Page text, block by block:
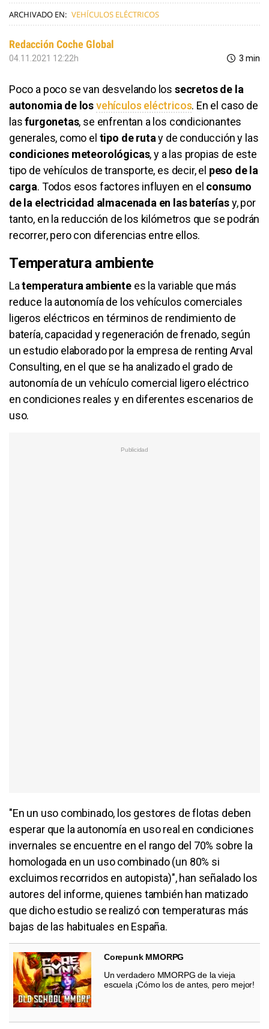
ARCHIVADO EN: VEHÍCULOS ELÉCTRICOS
Redacción Coche Global
04.11.2021 12:22h 3 min
Poco a poco se van desvelando los secretos de la
autonomia de losvehículos eléctricos. En el caso de
lasfurgonetas, se enfrentan a los condicionantes
generales, como el tipo de rutay de conducción y las
condiciones meteorológicas, y a las propias de este
tipo de vehículos de transporte, es decir, el peso de la
carga. Todos esos factores influyen en el consumo
de la electricidad almacenada en las bateríasy, por
tanto, en la reducción de los kilómetros que se podrán
recorrer, pero con diferencias entre ellos.
Temperatura ambiente
Latemperatura ambientees la variable que más
reduce la autonomía de los vehículos comerciales
ligeros eléctricos en términos de rendimiento de
batería, capacidad y regeneración de frenado, según
un estudio elaborado por la empresa de renting Arval
Consulting, en el que se ha analizado el grado de
autonomía de un vehículo comercial ligero eléctrico
en condiciones reales y en diferentes escenarios de
uso.
"En un uso combinado, los gestores de flotas deben
esperar que la autonomía en uso real en condiciones
invernales se encuentre en el rango del 70% sobre la
homologada en un uso combinado (un 80% si
excluimos recorridos en autopista)", han señalado los
autores del informe, quienes también han matizado
que dicho estudio se realizó con temperaturas más
bajas de las habituales en España.
Corepunk MMORPG
Un verdadero MMORPG de la vieja
escuela ¡Cómo los de antes, pero mejor!